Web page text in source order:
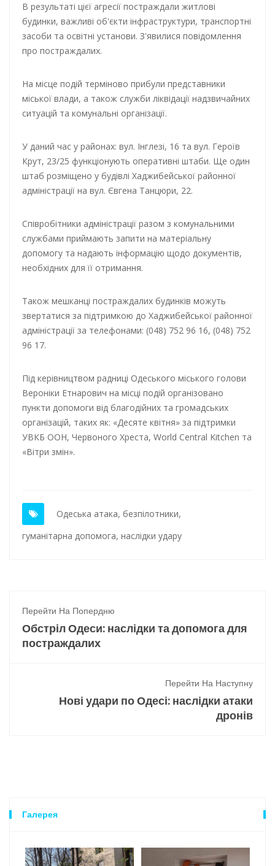
В результаті цієї агресії постраждали житлові
будинки, важливі об'єкти інфраструктури, транспортні
засоби та освітні установи. З'явилися повідомлення
про постраждалих.
На місце подій терміново прибули представники
міської влади, а також служби ліквідації надзвичайних
ситуацій та комунальні організації.
У даний час у районах: вул. Інглезі, 16 та вул. Героїв
Крут, 23/25 функціонують оперативні штаби. Ще один
штаб розміщено у будівлі Хаджибейської районної
адміністрації на вул. Євгена Танцюри, 22.
Співробітники адміністрації разом з комунальними
службами приймають запити на матеріальну
допомогу та надають інформацію щодо документів,
необхідних для її отримання.
Також мешканці постраждалих будинків можуть
звертатися за підтримкою до Хаджибейської районної
адміністрації за телефонами: (048) 752 96 16, (048) 752
96 17.
Під керівництвом радниці Одеського міського голови
Вероніки Етнарович на місці подій організовано
пункти допомоги від благодійних та громадських
організацій, таких як: «Десяте квітня» за підтримки
УВКБ ООН, Червоного Хреста, World Central Kitchen та
«Вітри змін».
Одеська атака, безпілотники,
гуманітарна допомога, наслідки удару
Перейти На Попердню
Обстріл Одеси: наслідки та допомога для
постраждалих
Перейти На Наступну
Нові удари по Одесі: наслідки атаки
дронів
Галерея